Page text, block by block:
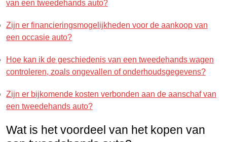
van een tweedehands auto?
Zijn er financieringsmogelijkheden voor de aankoop van
een occasie auto?
Hoe kan ik de geschiedenis van een tweedehands wagen
controleren, zoals ongevallen of onderhoudsgegevens?
Zijn er bijkomende kosten verbonden aan de aanschaf van
een tweedehands auto?
Wat is het voordeel van het kopen van